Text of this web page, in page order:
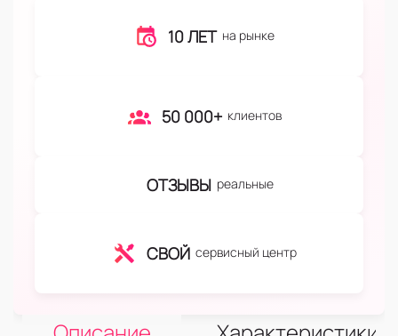
10 ЛЕТ на рынке
50 000+ клиентов
ОТЗЫВЫ реальные
СВОЙ сервисный центр